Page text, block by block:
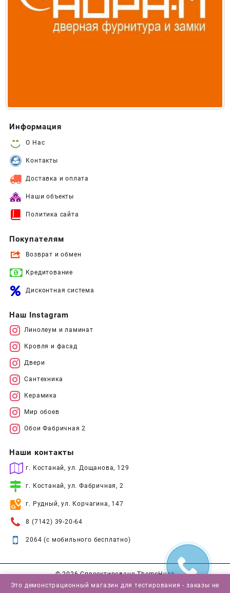
Информация
О Нас
Контакты
Доставка и оплата
Наши объекты
Политика сайта
Покупателям
Возврат и обмен
Кредитование
Дисконтная система
Наш Instagram
Линолеум и ламинат
Кровля и фасад
Двери
Сантехника
Керамика
Мир обоев
Обои Фабричная 2
Наши контакты
г. Костанай, ул. Дощанова, 129
г. Костанай, ул. Фабричная, 2
г. Рудный, ул. Корчагина, 147
8 (7142) 39-20-64
2064 (с мобильного бесплатно)
© 2026Спроектировано ThemeHunk
Это демонстрационный магазин для тестирования - заказы не